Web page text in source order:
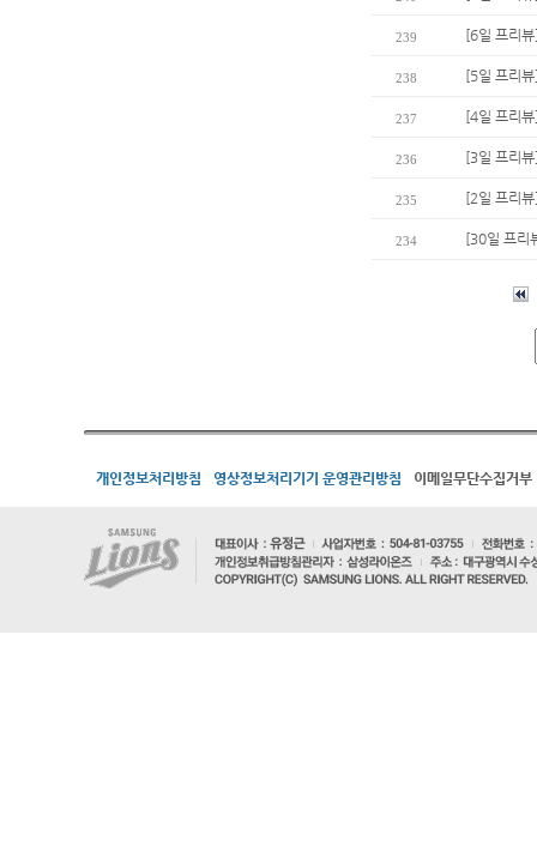
239 [6일 프리
238 [5일 프리
237 [4일 프리
236 [3일 프리
235 [2일 프리
234 [30일 프리
개인정보처리방침 영상정보처리기기 운영관리방침 이메일무단수집거부